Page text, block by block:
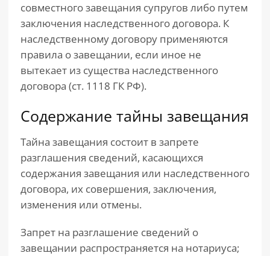
совместного завещания супругов либо путем
заключения наследственного договора. К
наследственному договору применяются
правила о завещании, если иное не
вытекает из существа наследственного
договора (ст. 1118 ГК РФ).
Содержание тайны завещания
Тайна завещания состоит в запрете
разглашения сведений, касающихся
содержания завещания или наследственного
договора, их совершения, заключения,
изменения или отмены.
Запрет на разглашение сведений о
завещании распространяется на нотариуса;